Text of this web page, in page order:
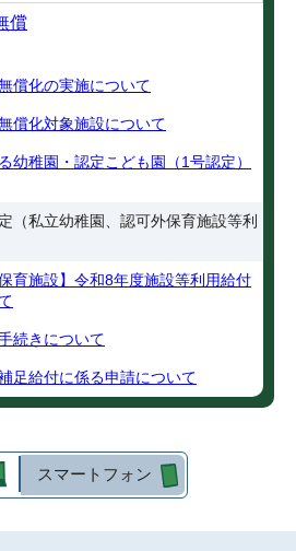
償
償化の実施について
償化対象施設について
幼稚園・認定こども園（1号認定）
（私立幼稚園、認可外保育施設等利
育施設】令和8年度施設等利用給付
続きについて
足給付に係る申請について
スマートフォン